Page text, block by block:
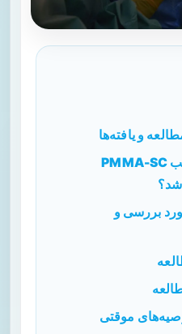
و یافته‌ها
تفسیر نتایج: چرا ترکیب PMMA-SC
بررسی و
موقتی